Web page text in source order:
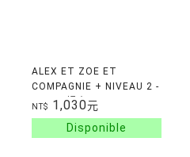
ALEX ET ZOE ET
COMPAGNIE + NIVEAU 2 -
ELEVE 課本 + CD
NT$ 1,030元